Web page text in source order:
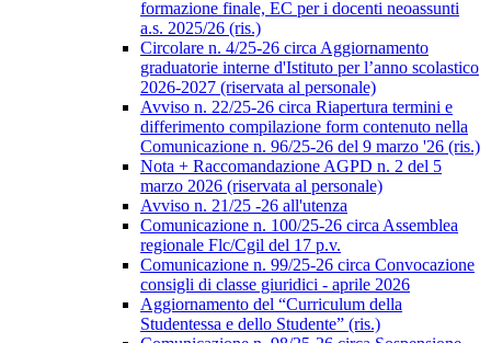
formazione finale, EC per i docenti neoassunti
a.s. 2025/26 (ris.)
Circolare n. 4/25-26 circa Aggiornamento
graduatorie interne d'Istituto per l’anno scolastico
2026-2027 (riservata al personale)
Avviso n. 22/25-26 circa Riapertura termini e
differimento compilazione form contenuto nella
Comunicazione n. 96/25-26 del 9 marzo '26 (ris.)
Nota + Raccomandazione AGPD n. 2 del 5
marzo 2026 (riservata al personale)
Avviso n. 21/25 -26 all'utenza
Comunicazione n. 100/25-26 circa Assemblea
regionale Flc/Cgil del 17 p.v.
Comunicazione n. 99/25-26 circa Convocazione
consigli di classe giuridici - aprile 2026
Aggiornamento del “Curriculum della
Studentessa e dello Studente” (ris.)